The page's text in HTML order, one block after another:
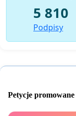
5 810
Podpisy
Petycje